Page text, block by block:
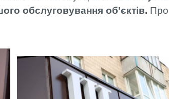
обслуговування об'єктів. Про